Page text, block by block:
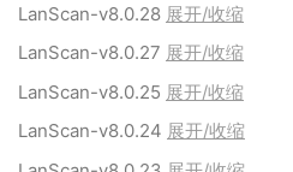
LanScan-v8.0.28 展开/收缩
LanScan-v8.0.27 展开/收缩
LanScan-v8.0.25 展开/收缩
LanScan-v8.0.24 展开/收缩